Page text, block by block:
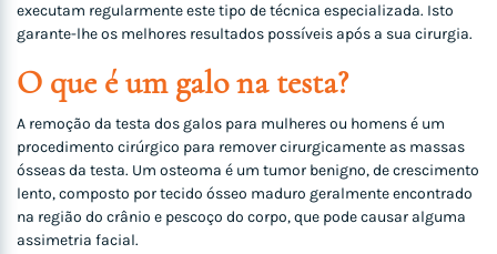
executam regularmente este tipo de técnica especializada. Isto
garante-lhe os melhores resultados possíveis após a sua cirurgia.
O que é um galo na testa?
A remoção da testa dos galos para mulheres ou homens é um
procedimento cirúrgico para remover cirurgicamente as massas
ósseas da testa. Um osteoma é um tumor benigno, de crescimento
lento, composto por tecido ósseo maduro geralmente encontrado
na região do crânio e pescoço do corpo, que pode causar alguma
assimetria facial.